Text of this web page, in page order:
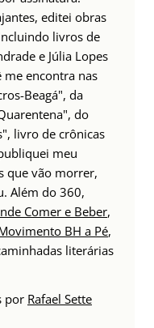
editei obras
livros de
e Júlia Lopes
me encontra nas
Beagá", da
do
livro de crônicas
meu
que vão morrer,
Além do 360,
Comer e Beber,
BH a Pé,
literárias
por Rafael Sette